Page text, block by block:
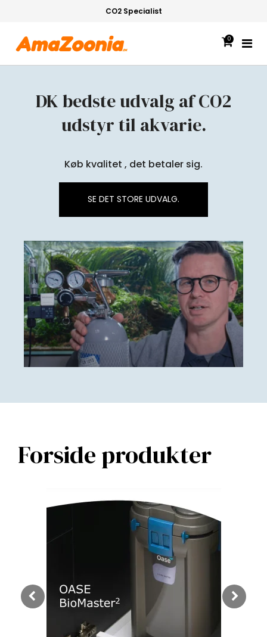
CO2 Specialist
0
DK bedste udvalg af CO2
udstyr til akvarie.
Køb kvalitet , det betaler sig.
SE DET STORE UDVALG.
Forside produkter